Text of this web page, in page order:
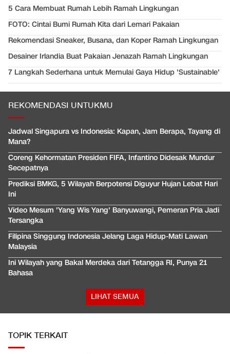
5 Cara Membuat Rumah Lebih Ramah Lingkungan
FOTO: Cintai Bumi Rumah Kita dari Lemari Pakaian
Rekomendasi Sneaker, Busana, dan Koper Ramah Lingkungan
Desainer Irlandia Buat Pakaian Jenazah Ramah Lingkungan
7 Langkah Sederhana untuk Memulai Gaya Hidup 'Sustainable'
REKOMENDASI UNTUKMU
Jadwal Singapura vs Indonesia: Kapan, Jam Berapa, Tayang di
Mana?
Coreng Kehormatan Presiden FIFA, Infantino Didesak Mundur
Secepatnya
Prediksi BMKG, 5 Wilayah Berpotensi Diguyur Hujan Lebat Hari
Ini
Video Mesum 'Yang Wis Yang' Banyuwangi, Pemeran Pria Jadi
Tersangka
Filipina Singgung Indonesia Jelang Laga Hidup-Mati Lawan
Malaysia
Ini Wilayah yang Bakal Merdeka dari Tetangga RI, Punya 21
Bahasa
LIHAT SEMUA
TOPIK TERKAIT